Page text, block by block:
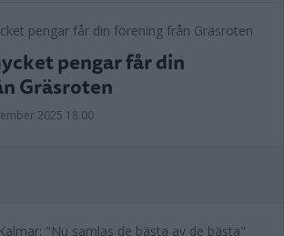
pengar får din
Gräsroten
2025 18.00